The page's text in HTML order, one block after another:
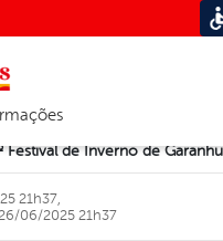
de navegação
21h37,
06/2025 21h37